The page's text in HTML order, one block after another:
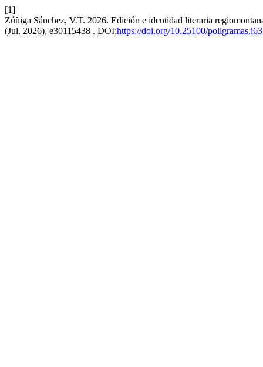
[1]
Zúñiga Sánchez, V.T. 2026. Edición e identidad literaria
(Jul. 2026), e30115438 . DOI:https://doi.org/10.25100/